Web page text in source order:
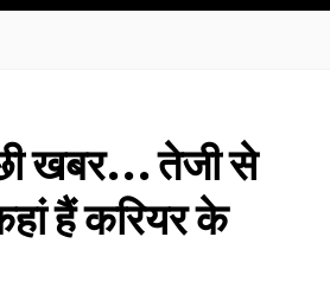
खबर... तेजी से
हैं करियर के